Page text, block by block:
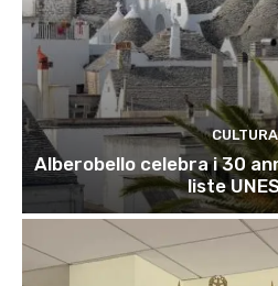
CULTURA
Alberobello celebra i 30
liste